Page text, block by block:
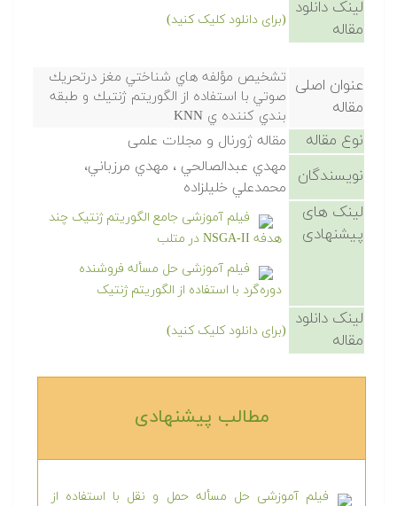
لینک دانلود
مقاله
(برای دانلود کلیک کنید)
عنوان اصلی
مقاله
تشخيص مؤلفه هاي شناختي مغز درتحريك
صوتي با استفاده از الگوريتم ژنتيك و طبقه
بندي كننده ي KNN
نوع مقاله مقاله ژورنال و مجلات علمی
نویسندگان
مهدي عبدالصالحي ، مهدي مرزباني،
محمدعلي خليلزاده
لینک های
پیشنهادی
فیلم آموزشی جامع الگوریتم ژنتیک چند
هدفه NSGA-II در متلب
فیلم آموزشی حل مسأله فروشنده
دوره‌گرد با استفاده از الگوریتم ژنتیک
لینک دانلود
مقاله
(برای دانلود کلیک کنید)
مطالب پیشنهادی‎
فیلم آموزشی حل مسأله حمل و نقل با استفاده از